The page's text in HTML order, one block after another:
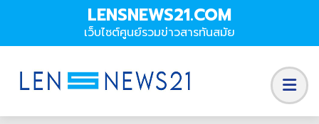
LENSNEWS21.COM
เว็บไซต์ศูนย์รวมข่าวสารทันสมัย